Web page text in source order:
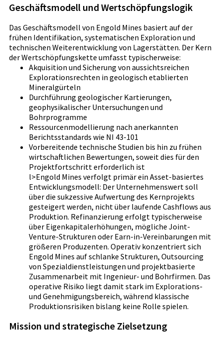
Geschäftsmodell und Wertschöpfungslogik
Das Geschäftsmodell von Engold Mines basiert auf der
frühen Identifikation, systematischen Exploration und
technischen Weiterentwicklung von Lagerstätten. Der Kern
der Wertschöpfungskette umfasst typischerweise:
Akquisition und Sicherung von aussichtsreichen
Explorationsrechten in geologisch etablierten
Mineralgürteln
Durchführung geologischer Kartierungen,
geophysikalischer Untersuchungen und
Bohrprogramme
Ressourcenmodellierung nach anerkannten
Berichtsstandards wie NI 43-101
Vorbereitende technische Studien bis hin zu frühen
wirtschaftlichen Bewertungen, soweit dies für den
Projektfortschritt erforderlich ist
l>Engold Mines verfolgt primär ein Asset-basiertes
Entwicklungsmodell: Der Unternehmenswert soll
über die sukzessive Aufwertung des Kernprojekts
gesteigert werden, nicht über laufende Cashflows aus
Produktion. Refinanzierung erfolgt typischerweise
über Eigenkapitalerhöhungen, mögliche Joint-
Venture-Strukturen oder Earn-in-Vereinbarungen mit
größeren Produzenten. Operativ konzentriert sich
Engold Mines auf schlanke Strukturen, Outsourcing
von Spezialdienstleistungen und projektbasierte
Zusammenarbeit mit Ingenieur- und Bohrfirmen. Das
operative Risiko liegt damit stark im Explorations-
und Genehmigungsbereich, während klassische
Produktionsrisiken bislang keine Rolle spielen.
Mission und strategische Zielsetzung